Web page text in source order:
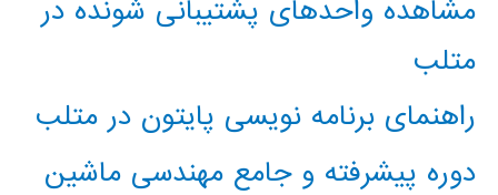
مشاهده واحدهای پشتیبانی شونده در
متلب
راهنمای برنامه نویسی پایتون در متلب
دوره پیشرفته و جامع مهندسی ماشین